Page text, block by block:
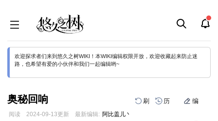
欢迎探求者们来到悠久之树WIKI！本WIKI编辑权限开放，欢迎收藏起来防止迷
路，也希望有爱的小伙伴和我们一起编辑哟~
奥秘回响 刷 历 编
阅读 2024-09-13更新 最新编辑: 阿比盖儿丶